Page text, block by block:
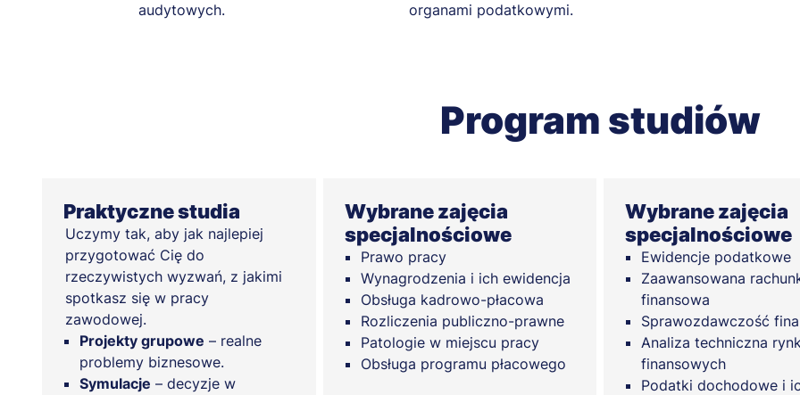
audytowych.
organami podatkowymi.
Program studiów
Praktyczne studia
Uczymy tak, aby jak najlepiej
przygotować Cię do
rzeczywistych wyzwań, z jakimi
spotkasz się w pracy
zawodowej.
Projekty grupowe – realne
problemy biznesowe.
Symulacje – decyzje w
Wybrane zajęcia
specjalnościowe
Prawo pracy
Wynagrodzenia i ich ewidencja
Obsługa kadrowo-płacowa
Rozliczenia publiczno-prawne
Patologie w miejscu pracy
Obsługa programu płacowego
Wybrane zajęcia
specjalnościowe
Ewidencje podatkowe
Zaawansowana
finansowa
Sprawozdawczość
Analiza techniczna
finansowych
Podatki dochodowe i